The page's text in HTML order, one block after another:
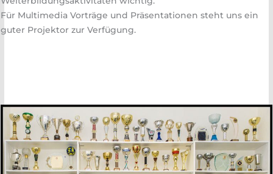
Für Multimedia Vorträge und Präsentationen steht uns ein
guter Projektor zur Verfügung.